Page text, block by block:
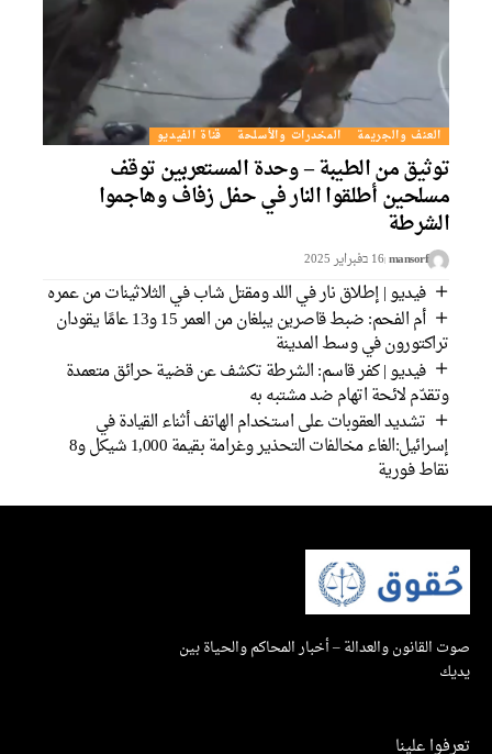
العنف والجريمة المخدرات والأسلحة قناة الفيديو
توثيق من الطيبة – وحدة المستعربين توقف
مسلحين أطلقوا النار في حفل زفاف وهاجموا
الشرطة
mansorf 16 בفبراير 2025
فيديو | إطلاق نار في اللد ومقتل شاب في الثلاثينات من عمره
أم الفحم: ضبط قاصرين يبلغان من العمر 15 و13 عامًا يقودان
تراكتورون في وسط المدينة
فيديو | كفر قاسم: الشرطة تكشف عن قضية حرائق متعمدة
وتقدّم لائحة اتهام ضد مشتبه به
تشديد العقوبات على استخدام الهاتف أثناء القيادة في
إسرائيل:الغاء مخالفات التحذير وغرامة بقيمة 1,000 شيكل و8
نقاط فورية
صوت القانون والعدالة – أخبار المحاكم والحياة بين
يديك
تعرفوا علينا